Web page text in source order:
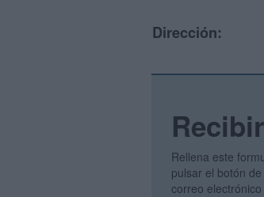
Dirección:
Rellena este
pulsar el botón
correo